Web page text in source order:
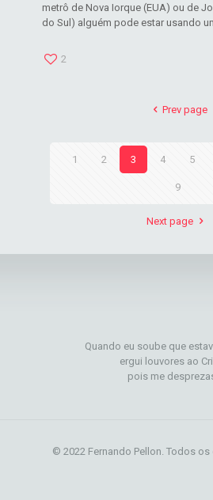
metrô de Nova Iorque (EUA) ou de
do Sul) alguém pode estar usando
2
Prev page
1 2 3 4 5
9
Next page
Quando eu soube que
ergui louvores ao
pois me
© 2022 Fernando Pellon. Todos